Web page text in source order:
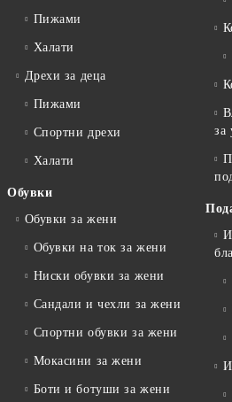
Пижами
Халати
Дрехи за деца
Пижами
Спортни дрехи
Халати
Обувки
Обувки за жени
Обувки на ток за жени
Ниски обувки за жени
Сандали и чехли за жени
Спортни обувки за жени
Мокасини за жени
Боти и ботуши за жени
за